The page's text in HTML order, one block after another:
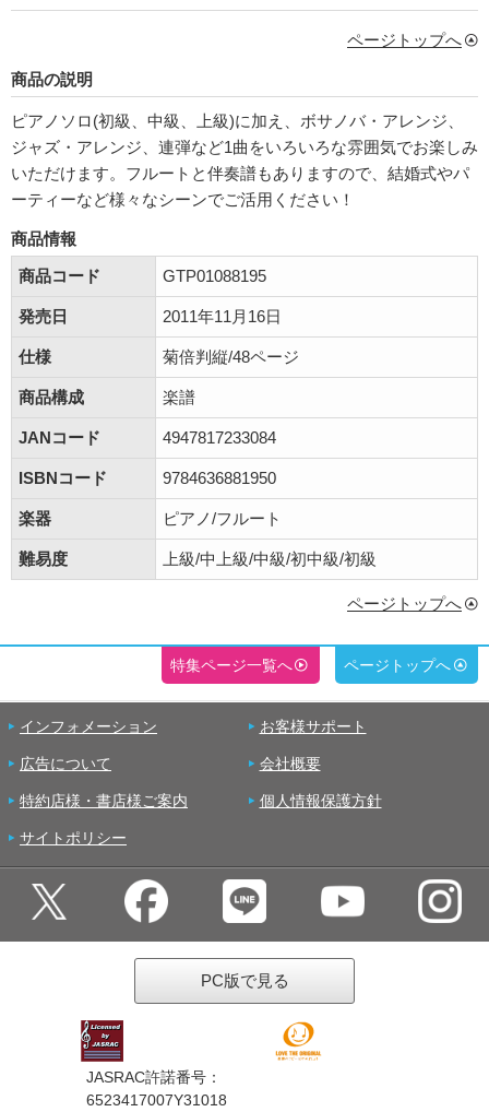
ページトップへ
商品の説明
ピアノソロ(初級、中級、上級)に加え、ボサノバ・アレンジ、
ジャズ・アレンジ、連弾など1曲をいろいろな雰囲気でお楽しみ
いただけます。フルートと伴奏譜もありますので、結婚式やパ
ーティーなど様々なシーンでご活用ください！
商品情報
商品コード
GTP01088195
発売日 2011年11月16日
仕様 菊倍判縦/48ページ
商品構成 楽譜
JANコード 4947817233084
ISBNコード 9784636881950
楽器 ピアノ/フルート
難易度 上級/中上級/中級/初中級/初級
ページトップへ
特集ページ一覧へ ページトップへ
インフォメーション お客様サポート
広告について 会社概要
特約店様・書店様ご案内 個人情報保護方針
サイトポリシー
PC版で見る
JASRAC許諾番号：
6523417007Y31018